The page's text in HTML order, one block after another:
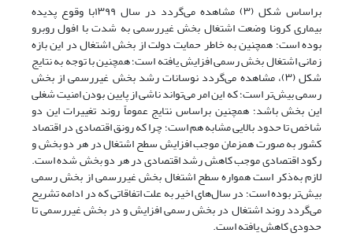
براساس شکل (۳) مشاهده می‌گردد در سال ۱۳۹۹با وقوع پدیده
بیماری کرونا وضعت اشتغال بخش غیررسمی به شدت با افول روبرو
بوده است؛ همچنین به خاطر حمایت دولت از بخش اشتغال در این بازه
زمانی اشتغال بخش رسمی افزایش یافته است؛ همچنین با توجه به نتایج
شکل (۳)، مشاهده می‌گردد نوسانات رشد بخش غیررسمی از بخش
رسمی بیش‌تر است؛ که این امر می‌تواند ناشی از پایین بودن امنیت شغلی
این بخش باشد؛ همچنین براساس نتایج عموماً روند تغییرات این دو
شاخص تا حدود بالایی مشابه هم است؛ چرا که رونق اقتصادی در اقتصاد
کشور به صورت همزمان موجب افزایش سطح اشتغال در هر دو بخش و
رکود اقتصادی موجب کاهش رشد اقتصادی در هر دو بخش شده است.
لازم به‌ذکر است همواره سطح اشتغال بخش غیررسمی از بخش رسمی
بیش‌تر بوده است؛ در سال‌های اخیر به علت اتفاقاتی که در ادامه تشریح
می‌گردد روند اشتغال در بخش رسمی افزایش و در بخش غیررسمی تا
حدودی کاهش یافته است.